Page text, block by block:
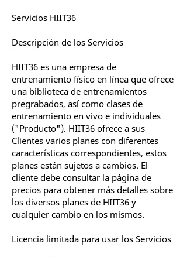
Servicios HIIT36
Descripción de los Servicios
HIIT36 es una empresa de
entrenamiento físico en línea que ofrece
una biblioteca de entrenamientos
pregrabados, así como clases de
entrenamiento en vivo e individuales
("Producto"). HIIT36 ofrece a sus
Clientes varios planes con diferentes
características correspondientes, estos
planes están sujetos a cambios. El
cliente debe consultar la página de
precios para obtener más detalles sobre
los diversos planes de HIIT36 y
cualquier cambio en los mismos.
Licencia limitada para usar los Servicios